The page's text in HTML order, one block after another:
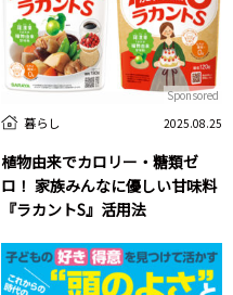
暮らし 2025.08.25
植物由来でカロリー・糖類ゼ
ロ！ 家族みんなに優しい甘味料
『ラカントS』活用法
Sponsored